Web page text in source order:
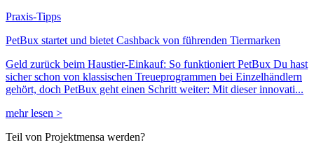
Praxis-Tipps
PetBux startet und bietet Cashback von führenden Tiermarken
Geld zurück beim Haustier-Einkauf: So funktioniert PetBux Du hast
sicher schon von klassischen Treueprogrammen bei Einzelhändlern
gehört, doch PetBux geht einen Schritt weiter: Mit dieser innovati...
mehr lesen >
Teil von Projektmensa werden?